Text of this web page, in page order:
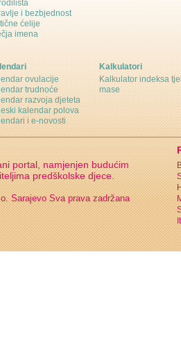
i bezbjednost
ćelije
imena
ovulacije
trudnoće
razvoja djeteta
kalendar polova
i e-novosti
Kalkulatori
Kalkulator indeksa
mase
portal, namjenjen budućim
predškolske djece.
Sarajevo Sva prava zadržana